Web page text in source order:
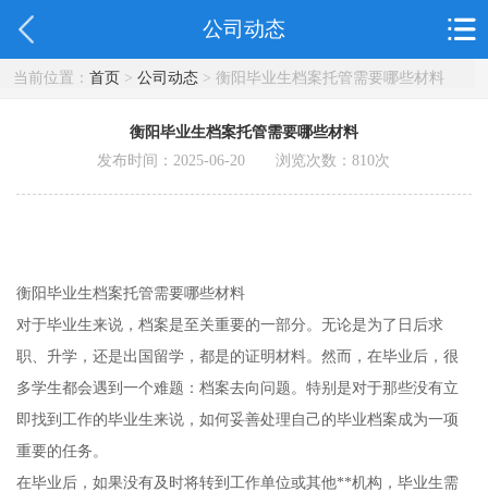
公司动态
当前位置： 首页> 公司动态> 衡阳毕业生档案托管需要哪些材料
衡阳毕业生档案托管需要哪些材料
发布时间：2025-06-20 浏览次数：810次
衡阳毕业生档案托管需要哪些材料
对于毕业生来说，档案是至关重要的一部分。无论是为了日后求
职、升学，还是出国留学，都是的证明材料。然而，在毕业后，很
多学生都会遇到一个难题：档案去向问题。特别是对于那些没有立
即找到工作的毕业生来说，如何妥善处理自己的毕业档案成为一项
重要的任务。
在毕业后，如果没有及时将转到工作单位或其他**机构，毕业生需